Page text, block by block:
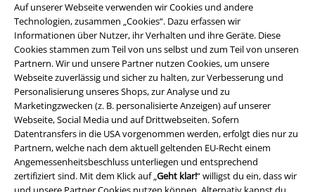
Auf unserer Webseite verwenden wir Cookies und andere
Technologien, zusammen „Cookies“. Dazu erfassen wir
Informationen über Nutzer, ihr Verhalten und ihre Geräte. Diese
Cookies stammen zum Teil von uns selbst und zum Teil von unseren
Partnern. Wir und unsere Partner nutzen Cookies, um unsere
Webseite zuverlässig und sicher zu halten, zur Verbesserung und
Personalisierung unseres Shops, zur Analyse und zu
Marketingzwecken (z. B. personalisierte Anzeigen) auf unserer
Webseite, Social Media und auf Drittwebseiten. Sofern
Datentransfers in die USA vorgenommen werden, erfolgt dies nur zu
Partnern, welche nach dem aktuell geltenden EU-Recht einem
Angemessenheitsbeschluss unterliegen und entsprechend
zertifiziert sind. Mit dem Klick auf „Geht klar!“ willigst du ein, dass wir